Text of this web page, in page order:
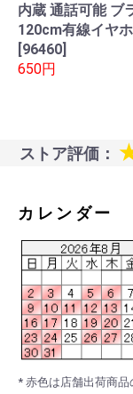
内蔵 通話可能 ブ
120cm有線イヤ
[96460]
650円
ストア評価：
カレンダー
* 赤色は店舗出荷商